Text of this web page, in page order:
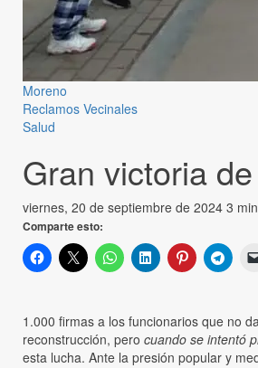
Moreno
Reclamos Vecinales
Salud
Gran victoria
viernes, 20 de septiembre de 2024 3
Comparte esto:
1.000 firmas a los funcionarios que no
reconstrucción, pero cuando se intentó
esta lucha. Ante la presión popular y